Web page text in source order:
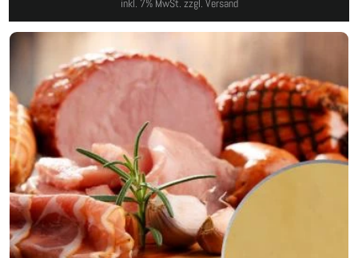
inkl. 7% MwSt. zzgl. Versand